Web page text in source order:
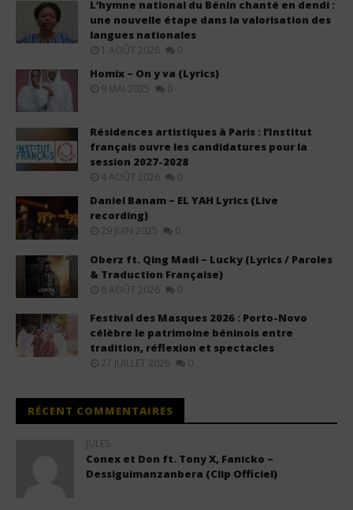
L’hymne national du Bénin chanté en dendi :
une nouvelle étape dans la valorisation des
langues nationales
1 AOÛT 2026 0
Homix – On y va (Lyrics)
9 MAI 2025 0
Résidences artistiques à Paris : l’Institut
français ouvre les candidatures pour la
session 2027-2028
4 AOÛT 2026 0
Daniel Banam – EL YAH Lyrics (Live
recording)
29 JUIN 2025 0
Oberz ft. Qing Madi – Lucky (Lyrics / Paroles
& Traduction Française)
6 AOÛT 2026 0
Festival des Masques 2026 : Porto-Novo
célèbre le patrimoine béninois entre
tradition, réflexion et spectacles
27 JUILLET 2026 0
RÉCENT COMMENTAIRES
JULES
Conex et Don ft. Tony X, Fanicko –
Dessiguimanzanbera (Clip Officiel)